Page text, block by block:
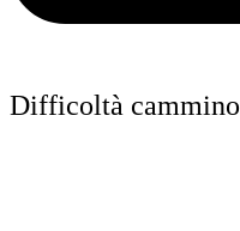
Difficoltà cammino